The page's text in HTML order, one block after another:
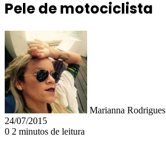
Pele de motociclista
Marianna Rodrigues
24/07/2015
0 2 minutos de leitura